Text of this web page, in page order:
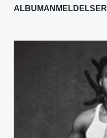
ALBUMANMELDELSER